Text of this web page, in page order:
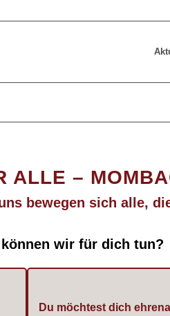
ALLE –
bewegen sich alle,
können wir für dich tun?
Du möchtest dich